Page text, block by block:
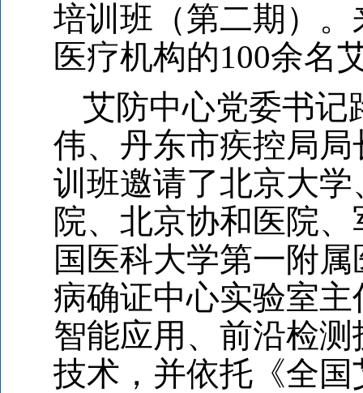
培训班（第二期）
医疗机构的100余名
艾防中心党委书记
伟、丹东市疾控局
训班邀请了北京大
院、北京协和医院
国医科大学第一附
病确证中心实验室
智能应用、前沿检
技术，并依托《全